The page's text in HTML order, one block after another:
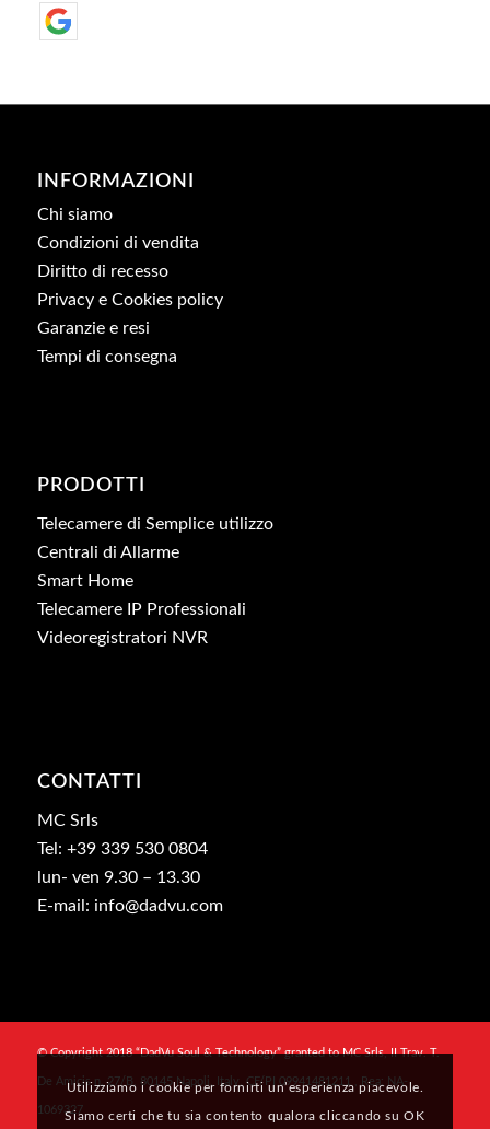
INFORMAZIONI
Chi siamo
Condizioni di vendita
Diritto di recesso
Privacy e Cookies policy
Garanzie e resi
Tempi di consegna
PRODOTTI
Telecamere di Semplice utilizzo
Centrali di Allarme
Smart Home
Telecamere IP Professionali
Videoregistratori NVR
CONTATTI
MC Srls
Tel: +39 339 530 0804
lun- ven 9.30 – 13.30
E-mail: info@dadvu.com
© Copyright 2018 “DadVu Soul & Technology” granted to MC Srls, II Trav. T.
De Amicis n. 27/B, 80145 Napoli, Italy, CF/PI 09941481211 , Rea: NA-
1069327
Utilizziamo i cookie per fornirti un’esperienza piacevole.
Siamo certi che tu sia contento qualora cliccando su OK